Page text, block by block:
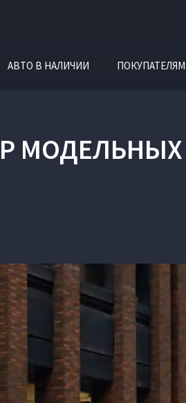
АВТО В НАЛИЧИИ ПОКУПАТЕЛЯМ